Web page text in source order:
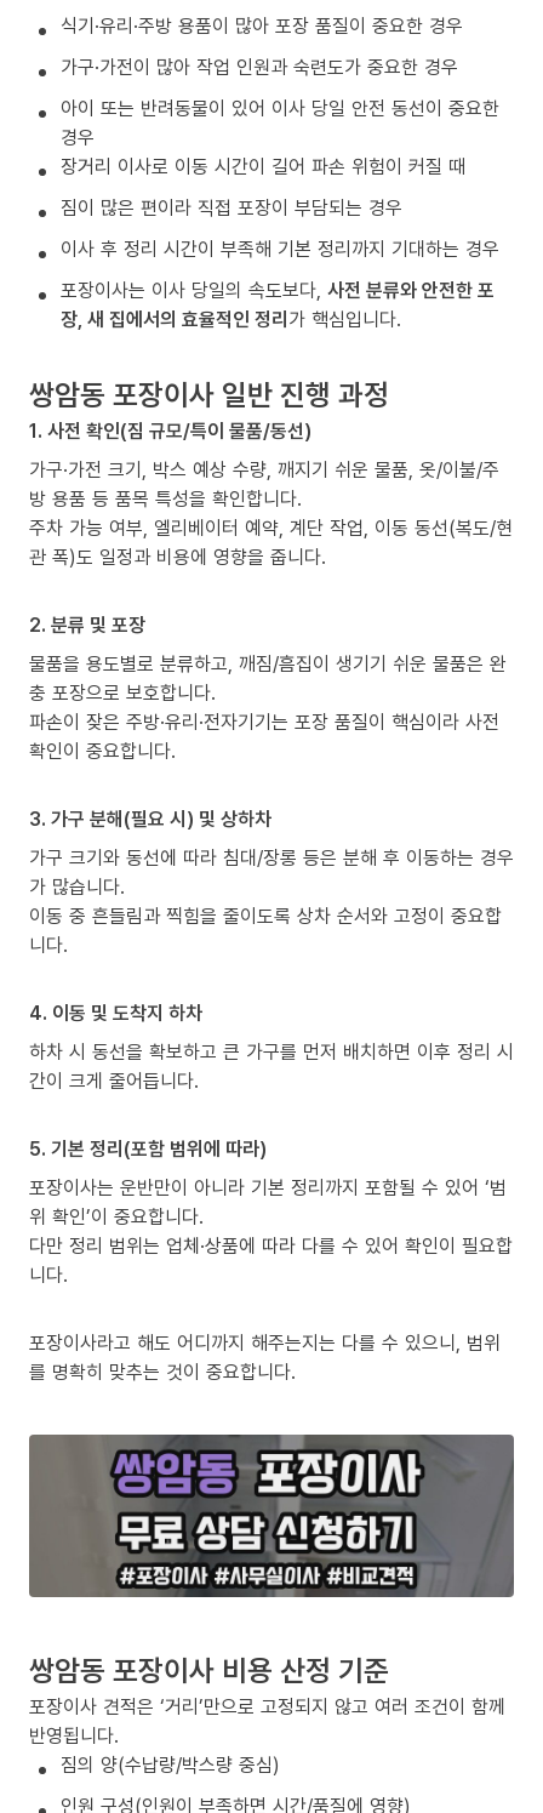
식기·유리·주방 용품이 많아 포장 품질이 중요한 경우
가구·가전이 많아 작업 인원과 숙련도가 중요한 경우
아이 또는 반려동물이 있어 이사 당일 안전 동선이 중요한
경우
장거리 이사로 이동 시간이 길어 파손 위험이 커질 때
짐이 많은 편이라 직접 포장이 부담되는 경우
이사 후 정리 시간이 부족해 기본 정리까지 기대하는 경우
포장이사는 이사 당일의 속도보다, 사전 분류와 안전한 포
장, 새 집에서의 효율적인 정리가 핵심입니다.
쌍암동 포장이사 일반 진행 과정
1. 사전 확인(짐 규모/특이 물품/동선)
가구·가전 크기, 박스 예상 수량, 깨지기 쉬운 물품, 옷/이불/주
방 용품 등 품목 특성을 확인합니다.
주차 가능 여부, 엘리베이터 예약, 계단 작업, 이동 동선(복도/현
관 폭)도 일정과 비용에 영향을 줍니다.
2. 분류 및 포장
물품을 용도별로 분류하고, 깨짐/흠집이 생기기 쉬운 물품은 완
충 포장으로 보호합니다.
파손이 잦은 주방·유리·전자기기는 포장 품질이 핵심이라 사전
확인이 중요합니다.
3. 가구 분해(필요 시) 및 상하차
가구 크기와 동선에 따라 침대/장롱 등은 분해 후 이동하는 경우
가 많습니다.
이동 중 흔들림과 찍힘을 줄이도록 상차 순서와 고정이 중요합
니다.
4. 이동 및 도착지 하차
하차 시 동선을 확보하고 큰 가구를 먼저 배치하면 이후 정리 시
간이 크게 줄어듭니다.
5. 기본 정리(포함 범위에 따라)
포장이사는 운반만이 아니라 기본 정리까지 포함될 수 있어 ‘범
위 확인’이 중요합니다.
다만 정리 범위는 업체·상품에 따라 다를 수 있어 확인이 필요합
니다.
포장이사라고 해도 어디까지 해주는지는 다를 수 있으니, 범위
를 명확히 맞추는 것이 중요합니다.
쌍암동 포장이사 비용 산정 기준
포장이사 견적은 ‘거리’만으로 고정되지 않고 여러 조건이 함께
반영됩니다.
짐의 양(수납량/박스량 중심)
인원 구성(인원이 부족하면 시간/품질에 영향)